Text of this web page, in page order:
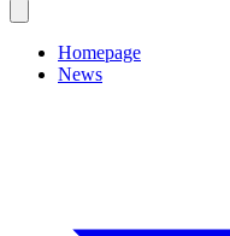
Homepage
News